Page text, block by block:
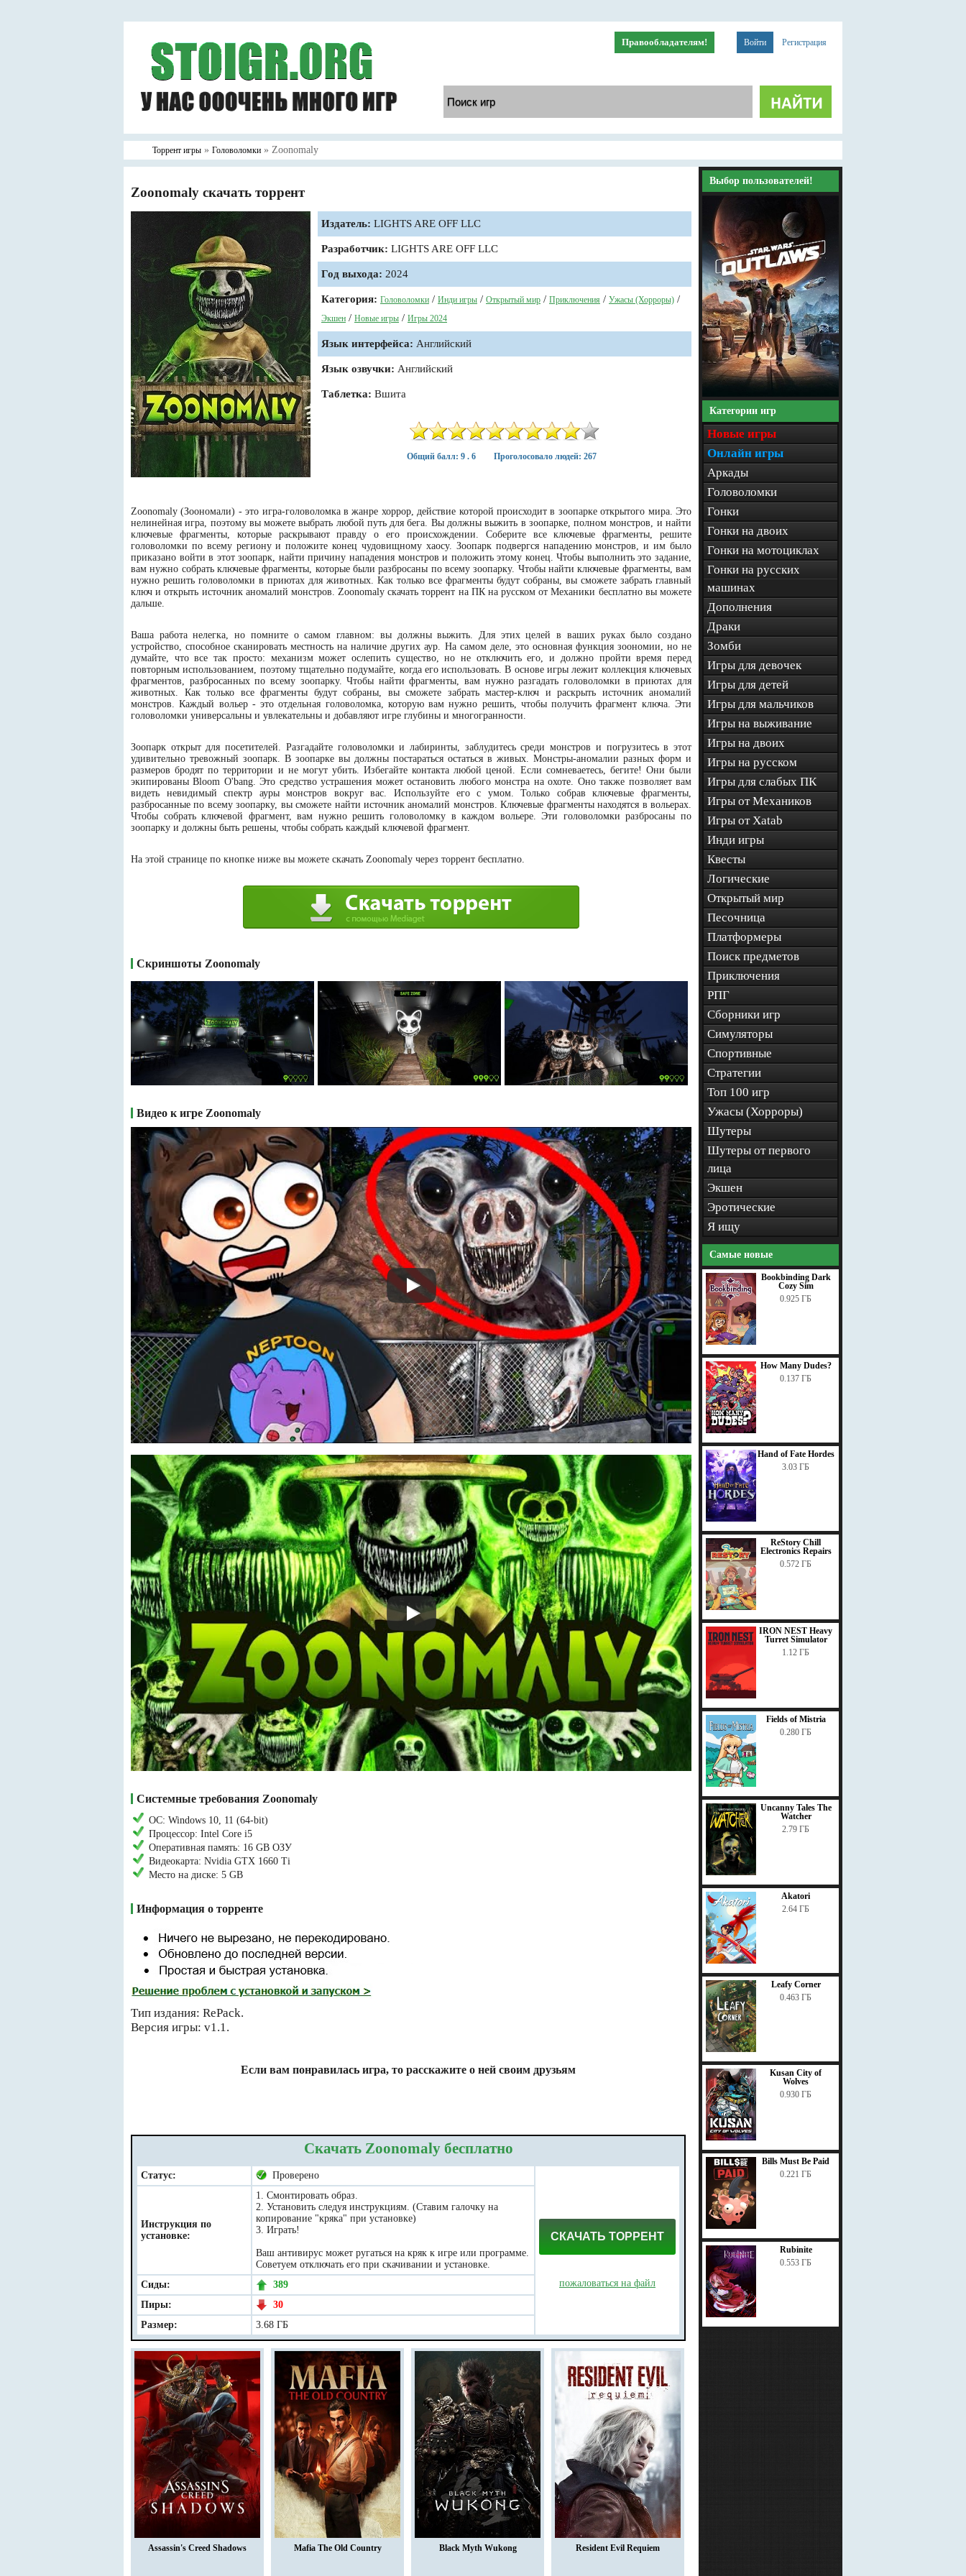
Войти Регистрация
Правообладателям!
Торрент игры » Головоломки » Zoonomaly
Zoonomaly скачать торрент
Издатель: LIGHTS ARE OFF LLC
Разработчик: LIGHTS ARE OFF LLC
Год выхода: 2024
Категория: Головоломки / Инди игры / Открытый мир / Приключения / Ужасы (Хорроры) /
Экшен / Новые игры / Игры 2024
Язык интерфейса: Английский
Язык озвучки: Английский
Таблетка: Вшита
Общий балл: 9 . 6 Проголосовало людей: 267
Zoonomaly (Зоономали) - это игра-головоломка в жанре хоррор, действие которой происходит в зоопарке открытого мира. Это
нелинейная игра, поэтому вы можете выбрать любой путь для бега. Вы должны выжить в зоопарке, полном монстров, и найти
ключевые фрагменты, которые раскрывают правду о его происхождении. Соберите все ключевые фрагменты, решите
головоломки по всему региону и положите конец чудовищному хаосу. Зоопарк подвергся нападению монстров, и им было
приказано войти в этот зоопарк, найти причину нападения монстров и положить этому конец. Чтобы выполнить это задание,
вам нужно собрать ключевые фрагменты, которые были разбросаны по всему зоопарку. Чтобы найти ключевые фрагменты, вам
нужно решить головоломки в приютах для животных. Как только все фрагменты будут собраны, вы сможете забрать главный
ключ и открыть источник аномалий монстров. Zoonomaly скачать торрент на ПК на русском от Механики бесплатно вы можете
дальше.
Ваша работа нелегка, но помните о самом главном: вы должны выжить. Для этих целей в ваших руках было создано
устройство, способное сканировать местность на наличие других аур. На самом деле, это основная функция зоономии, но не
думайте, что все так просто: механизм может ослепить существо, но не отключить его, и должно пройти время перед
повторным использованием, поэтому тщательно подумайте, когда его использовать. В основе игры лежит коллекция ключевых
фрагментов, разбросанных по всему зоопарку. Чтобы найти фрагменты, вам нужно разгадать головоломки в приютах для
животных. Как только все фрагменты будут собраны, вы сможете забрать мастер-ключ и раскрыть источник аномалий
монстров. Каждый вольер - это отдельная головоломка, которую вам нужно решить, чтобы получить фрагмент ключа. Эти
головоломки универсальны и увлекательны и добавляют игре глубины и многогранности.
Зоопарк открыт для посетителей. Разгадайте головоломки и лабиринты, заблудитесь среди монстров и погрузитесь в этот
удивительно тревожный зоопарк. В зоопарке вы должны постараться остаться в живых. Монстры-аномалии разных форм и
размеров бродят по территории и не могут убить. Избегайте контакта любой ценой. Если сомневаетесь, бегите! Они были
экипированы Bloom O'bang. Это средство устрашения может остановить любого монстра на охоте. Оно также позволяет вам
видеть невидимый спектр ауры монстров вокруг вас. Используйте его с умом. Только собрав ключевые фрагменты,
разбросанные по всему зоопарку, вы сможете найти источник аномалий монстров. Ключевые фрагменты находятся в вольерах.
Чтобы собрать ключевой фрагмент, вам нужно решить головоломку в каждом вольере. Эти головоломки разбросаны по
зоопарку и должны быть решены, чтобы собрать каждый ключевой фрагмент.
На этой странице по кнопке ниже вы можете скачать Zoonomaly через торрент бесплатно.
Скриншоты Zoonomaly
Видео к игре Zoonomaly
Системные требования Zoonomaly
ОС: Windows 10, 11 (64-bit)
Процессор: Intel Core i5
Оперативная память: 16 GB ОЗУ
Видеокарта: Nvidia GTX 1660 Ti
Место на диске: 5 GB
Информация о торренте
Тип издания: RePack.
Версия игры: v1.1.
Если вам понравилась игра, то расскажите о ней своим друзьям
Скачать Zoonomaly бесплатно
Статус: Проверено
СКАЧАТЬ ТОРРЕНТ
пожаловаться на файл
Инструкция по
установке:
1. Смонтировать образ.
2. Установить следуя инструкциям. (Ставим галочку на
копирование "кряка" при установке)
3. Играть!
Ваш антивирус может ругаться на кряк к игре или программе.
Советуем отключать его при скачивании и установке.
Сиды:
389
Пиры:
30
Размер:
3.68 ГБ
Assassin's Creed Shadows Mafia The Old Country Black Myth Wukong Resident Evil Requiem
Выбор пользователей!
Категории игр
Новые игры
Онлайн игры
Аркады
Головоломки
Гонки
Гонки на двоих
Гонки на мотоциклах
Гонки на русских
машинах
Дополнения
Драки
Зомби
Игры для девочек
Игры для детей
Игры для мальчиков
Игры на выживание
Игры на двоих
Игры на русском
Игры для слабых ПК
Игры от Механиков
Игры от Xatab
Инди игры
Квесты
Логические
Открытый мир
Песочница
Платформеры
Поиск предметов
Приключения
РПГ
Сборники игр
Симуляторы
Спортивные
Стратегии
Топ 100 игр
Ужасы (Хорроры)
Шутеры
Шутеры от первого
лица
Экшен
Эротические
Я ищу
Самые новые
Bookbinding Dark
Cozy Sim
0.925 ГБ
How Many Dudes?
0.137 ГБ
Hand of Fate Hordes
3.03 ГБ
ReStory Chill
Electronics Repairs
0.572 ГБ
IRON NEST Heavy
Turret Simulator
1.12 ГБ
Fields of Mistria
0.280 ГБ
Uncanny Tales The
Watcher
2.79 ГБ
Akatori
2.64 ГБ
Leafy Corner
0.463 ГБ
Kusan City of
Wolves
0.930 ГБ
Bills Must Be Paid
0.221 ГБ
Rubinite
0.553 ГБ